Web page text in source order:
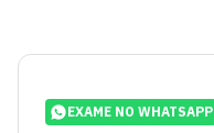
EXAME NO WHATSAPP